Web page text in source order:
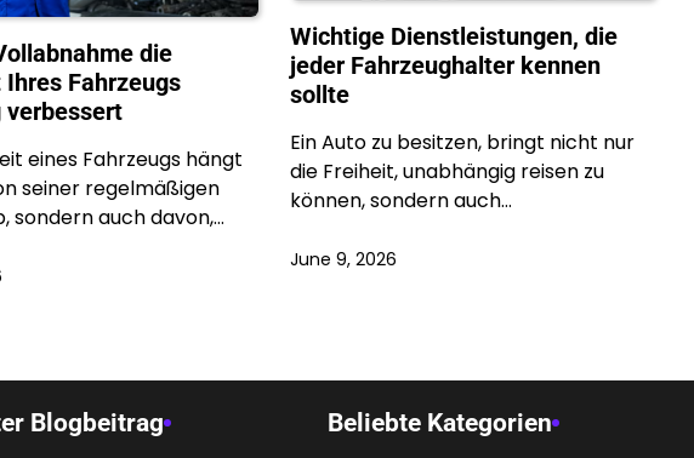
die
Fahrzeugs
eines Fahrzeugs hängt
seiner regelmäßigen
sondern auch davon,…
Wichtige Dienstleistungen, die
jeder Fahrzeughalter kennen
sollte
Ein Auto zu besitzen, bringt nicht nur
die Freiheit, unabhängig reisen zu
können, sondern auch…
June 9, 2026
Blogbeitrag Beliebte Kategorien